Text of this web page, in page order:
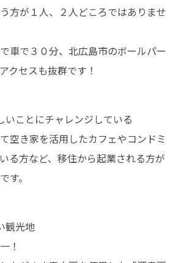
方が１人、２人どころではありませ
車で３０分、北広島市のボールパー
クセスも抜群です！
いことにチャレンジしている
空き家を活用したカフェやコンドミ
る方など、移住から起業される方が
す。
観光地
！